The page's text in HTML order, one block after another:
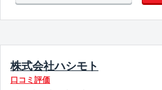
株式会社ハシモト
口コミ評価